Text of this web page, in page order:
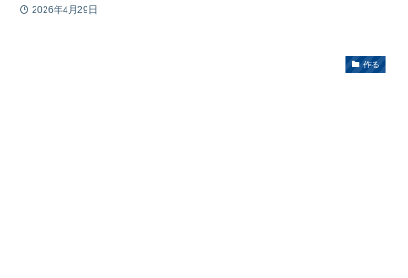
2026年4月29日
作る